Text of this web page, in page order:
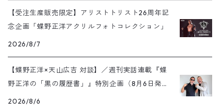
【受注生産販売限定】アリストトリスト26周年記
念企画「蝶野正洋アクリルフォトコレクション」
2026/8/7
【蝶野正洋×天山広吉 対談】／週刊実話連載『蝶
野正洋の「黒の履歴書」』特別企画（8月6日発売
号）
2026/8/6